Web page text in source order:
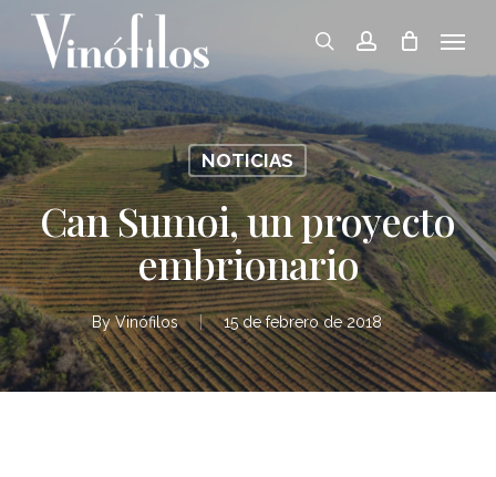
Skip
content
searchaccount
NOTICIAS
Can Sumoi, un proyecto
embrionario
By Vinófilos 15 de febrero de 2018